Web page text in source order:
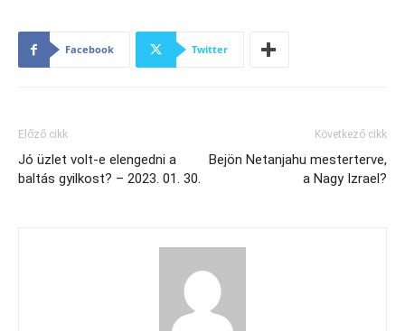
Facebook Twitter
Előző cikk
Jó üzlet volt-e elengedni a
baltás gyilkost? – 2023. 01. 30.
Következő cikk
Bejön Netanjahu mesterterve,
a Nagy Izrael?